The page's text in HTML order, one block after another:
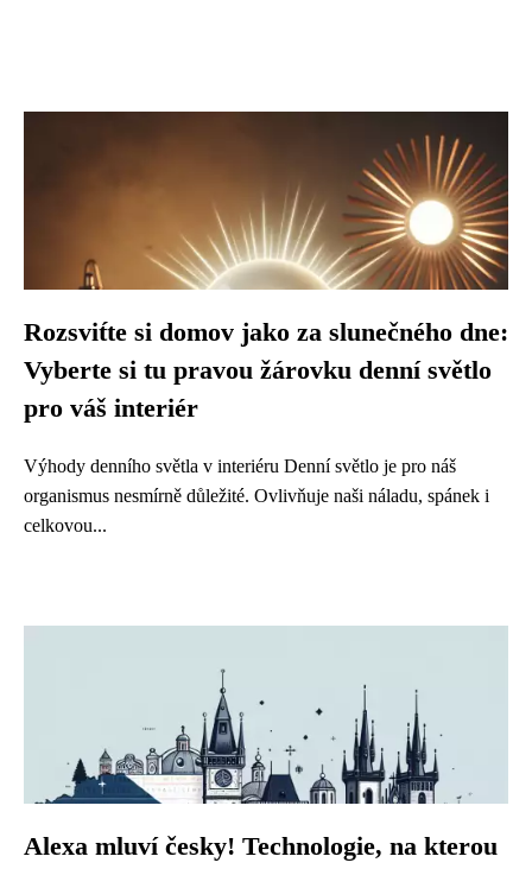
Rozsvit́te si domov jako za slunečného dne:
Vyberte si tu pravou žárovku denní světlo
pro váš interiér
Výhody denního světla v interiéru Denní světlo je pro náš
organismus nesmírně důležité. Ovlivňuje naši náladu, spánek i
celkovou...
Alexa mluví česky! Technologie, na kterou